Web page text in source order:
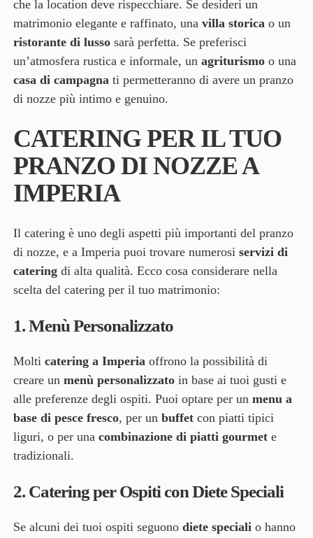
che la location deve rispecchiare. Se desideri un
matrimonio elegante e raffinato, una villa storicao un
ristorante di lussosarà perfetta. Se preferisci
un’atmosfera rustica e informale, un agriturismoo una
casa di campagnati permetteranno di avere un pranzo
di nozze più intimo e genuino.
CATERING PER IL TUO
PRANZO DI NOZZE A
IMPERIA
Il catering è uno degli aspetti più importanti del pranzo
di nozze, e a Imperia puoi trovare numerosi servizi di
cateringdi alta qualità. Ecco cosa considerare nella
scelta del catering per il tuo matrimonio:
1.Menù Personalizzato
Molti catering a Imperiaoffrono la possibilità di
creare un menù personalizzatoin base ai tuoi gusti e
alle preferenze degli ospiti. Puoi optare per un menu a
base di pesce fresco, per un buffetcon piatti tipici
liguri, o per una combinazione di piatti gourmete
tradizionali.
2. Catering per Ospiti con Diete Speciali
Se alcuni dei tuoi ospiti seguono diete specialio hanno